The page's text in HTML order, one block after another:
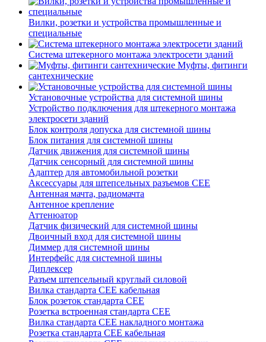
Вилки, розетки и устройства промышленные и
специальные
Система штекерного монтажа электросети зданий
Муфты, фитинги
сантехнические
Установочные устройства для системной шины
Устройство подключения для штекерного монтажа
электросети зданий
Блок контроля допуска для системной шины
Блок питания для системной шины
Датчик движения для системной шины
Датчик сенсорный для системной шины
Адаптер для автомобильной розетки
Аксессуары для штепсельных разъемов CEE
Антенная мачта, радиомачта
Антенное крепление
Аттенюатор
Датчик физический для системной шины
Двоичный вход для системной шины
Диммер для системной шины
Интерфейс для системной шины
Диплексер
Разъем штепсельный круглый силовой
Вилка стандарта CEE кабельная
Блок розеток стандарта CEE
Розетка встроенная стандарта CEE
Вилка стандарта CEE накладного монтажа
Розетка стандарта СЕЕ кабельная